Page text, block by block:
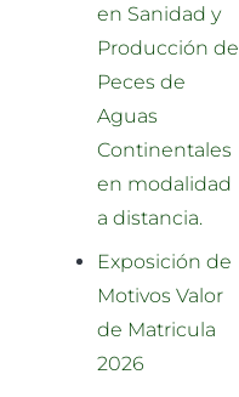
en Sanidad y
Producción de
Peces de
Aguas
Continentales
en modalidad
a distancia.
Exposición de
Motivos Valor
de Matricula
2026